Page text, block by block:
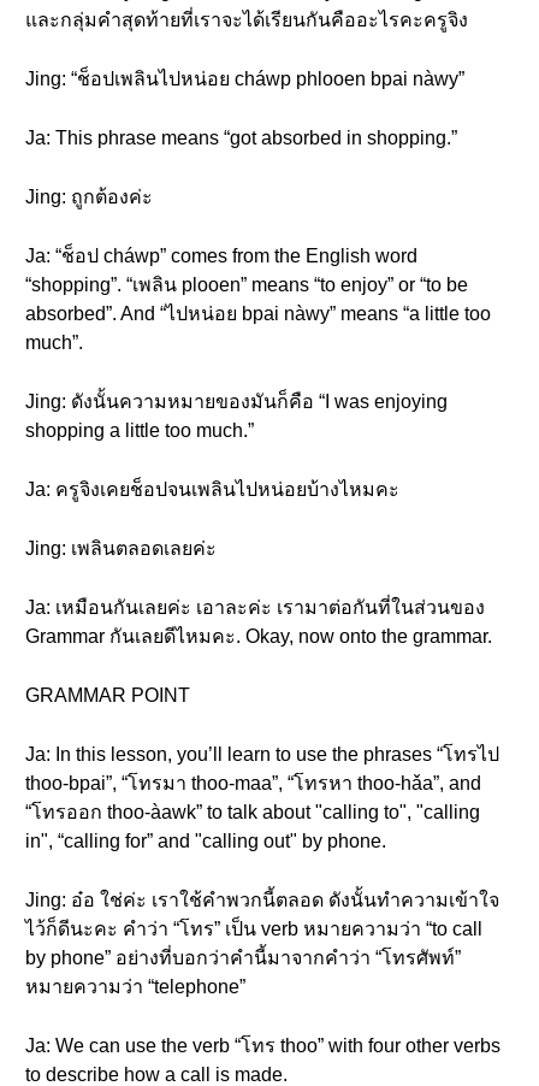
และกลุ่มคำสุดท้ายที่เราจะได้เรียนกันคืออะไรคะครูจิง
Jing: “ช็อปเพลินไปหน่อย cháwp phlooen bpai nàwy”
Ja: This phrase means “got absorbed in shopping.”
Jing: ถูกต้องค่ะ
Ja: “ช็อป cháwp” comes from the English word
“shopping”. “เพลิน plooen” means “to enjoy” or “to be
absorbed”. And “ไปหน่อย bpai nàwy” means “a little too
much”.
Jing: ดังนั้นความหมายของมันก็คือ “I was enjoying
shopping a little too much.”
Ja: ครูจิงเคยช็อปจนเพลินไปหน่อยบ้างไหมคะ
Jing: เพลินตลอดเลยค่ะ
Ja: เหมือนกันเลยค่ะ เอาละค่ะ เรามาต่อกันที่ในส่วนของ
Grammar กันเลยดีไหมคะ. Okay, now onto the grammar.
GRAMMAR POINT
Ja: In this lesson, you’ll learn to use the phrases “โทรไป
thoo-bpai”, “โทรมา thoo-maa”, “โทรหา thoo-hǎa”, and
“โทรออก thoo-àawk” to talk about "calling to", "calling
in", “calling for” and "calling out" by phone.
Jing: อ๋อ ใช่ค่ะ เราใช้คำพวกนี้ตลอด ดังนั้นทำความเข้าใจ
ไว้ก็ดีนะคะ คำว่า “โทร” เป็น verb หมายความว่า “to call
by phone” อย่างที่บอกว่าคำนี้มาจากคำว่า “โทรศัพท์”
หมายความว่า “telephone”
Ja: We can use the verb “โทร thoo” with four other verbs
to describe how a call is made.